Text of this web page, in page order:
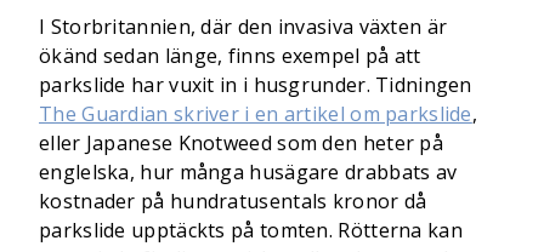
I Storbritannien, där den invasiva växten är
ökänd sedan länge, finns exempel på att
parkslide har vuxit in i husgrunder. Tidningen
The Guardian skriver i en artikel om parkslide,
eller Japanese Knotweed som den heter på
englelska, hur många husägare drabbats av
kostnader på hundratusentals kronor då
parkslide upptäckts på tomten. Rötterna kan